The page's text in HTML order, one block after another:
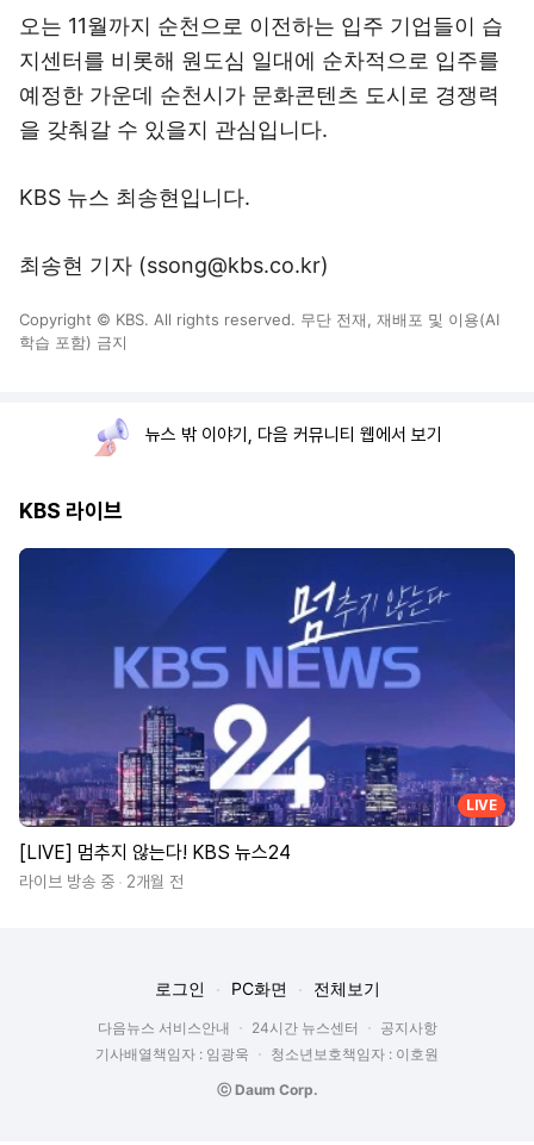
오는 11월까지 순천으로 이전하는 입주 기업들이 습
지센터를 비롯해 원도심 일대에 순차적으로 입주를
예정한 가운데 순천시가 문화콘텐츠 도시로 경쟁력
을 갖춰갈 수 있을지 관심입니다.
KBS 뉴스 최송현입니다.
최송현 기자 (ssong@kbs.co.kr)
Copyright © KBS. All rights reserved. 무단 전재, 재배포 및 이용(AI
학습 포함) 금지
뉴스 밖 이야기, 다음 커뮤니티 웹에서 보기
KBS 라이브
LIVE
[LIVE] 멈추지 않는다! KBS 뉴스24
라이브 방송 중 2개월 전
로그인 PC화면 전체보기
다음뉴스 서비스안내 24시간 뉴스센터
공지사항
기사배열책임자 : 임광욱
청소년보호책임자 : 이호원
ⓒ Daum Corp.